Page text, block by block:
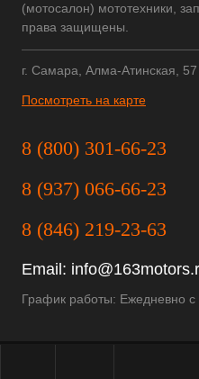
(мотосалон) мототехники,
права защищены.
г. Самара, Алма-Атинская, 57
Посмотреть на карте
8 (800) 301-66-23
8 (937) 066-66-23
8 (846) 219-23-63
Email:
График работы: Ежедневно